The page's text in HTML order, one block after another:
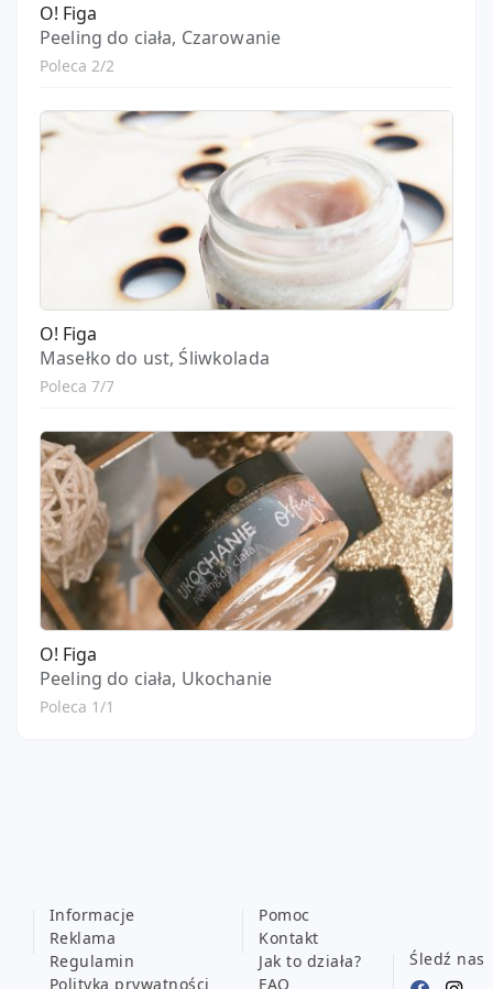
O! Figa
Peeling do ciała, Czarowanie
Poleca 2/2
O! Figa
Masełko do ust, Śliwkolada
Poleca 7/7
O! Figa
Peeling do ciała, Ukochanie
Poleca 1/1
Informacje
Reklama
Regulamin
Polityka prywatności
Pomoc
Kontakt
Jak to działa?
FAQ
Śledź nas